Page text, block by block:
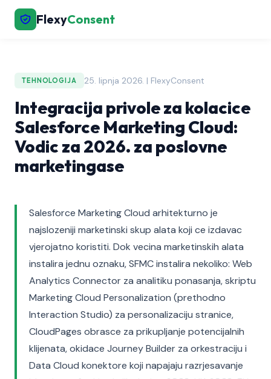
FlexyConsent
TEHNOLOGIJA 25. lipnja 2026. | FlexyConsent
Integracija privole za kolacice
Salesforce Marketing Cloud:
Vodic za 2026. za poslovne
marketingase
Salesforce Marketing Cloud arhitekturno je
najslozeniji marketinski skup alata koji ce izdavac
vjerojatno koristiti. Dok vecina marketinskih alata
instalira jednu oznaku, SFMC instalira nekoliko: Web
Analytics Connector za analitiku ponasanja, skriptu
Marketing Cloud Personalization (prethodno
Interaction Studio) za personalizaciju stranice,
CloudPages obrasce za prikupljanje potencijalnih
klijenata, okidace Journey Builder za orkestraciju i
Data Cloud konektore koji napajaju razrjesavanje